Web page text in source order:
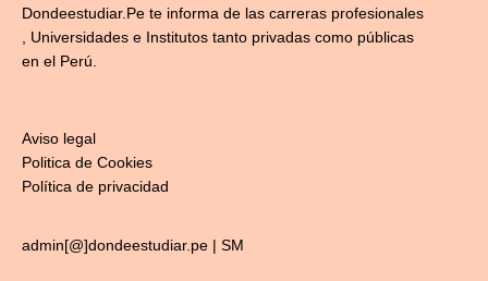
Dondeestudiar.Pe te informa de las carreras profesionales
, Universidades e Institutos tanto privadas como públicas
en el Perú.
Aviso legal
Politica de Cookies
Política de privacidad
admin[@]dondeestudiar.pe | SM